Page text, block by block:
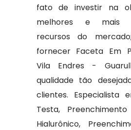
fato de investir na
melhores e mais
recursos do
fornecer Faceta Em
Vila Endres -
qualidade tão
clientes. Especialista
Testa,
Hialurônico,